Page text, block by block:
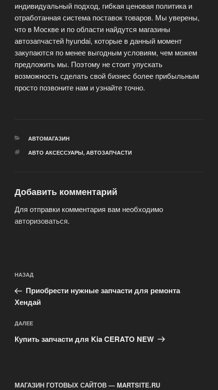
индивидуальный подход, гибкая ценовая политика и
отработанная система поставок товаров. Мы уверены,
что в Москве и по области найдутся магазины
автозапчастей hyundai, которые в данный момент
закупаются по менее выгодным условиям, чем можем
предложить мы. Поэтому не стоит упускать
возможность сделать свой бизнес более прибыльным
просто позвоните нам и узнайте точно.
РУБРИКИ
АВТОМАГАЗИН
МЕТКИ
АВТО АКСЕССУАРЫ, АВТОЗАПЧАСТИ
Добавить комментарий
Для отправки комментария вам необходимо
авторизоваться.
по
записям
Предыдущая
запись:
НАЗАД
Приобрести нужные запчасти для ремонта
Хендай
Следующая
запись
ДАЛЕЕ
Купить запчасти для Kia CERATO NEW
МАГАЗИН ГОТОВЫХ САЙТОВ — MARTSITE.RU